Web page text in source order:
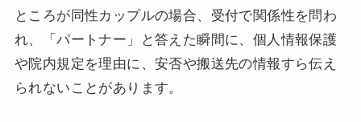
ところが同性カップルの場合、受付で関係性を問わ
れ、「パートナー」と答えた瞬間に、個人情報保護
や院内規定を理由に、安否や搬送先の情報すら伝え
られないことがあります。